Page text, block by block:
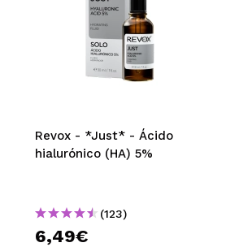
Revox - *Just* - Ácido
hialurónico (HA) 5%
(123)
6,49€